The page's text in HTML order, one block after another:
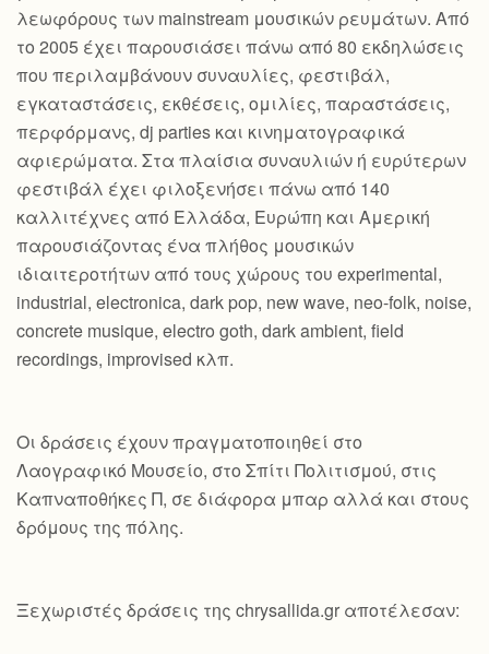
λεωφόρους των mainstream μουσικών ρευμάτων. Από
το 2005 έχει παρουσιάσει πάνω από 80 εκδηλώσεις
που περιλαμβάνουν συναυλίες, φεστιβάλ,
εγκαταστάσεις, εκθέσεις, ομιλίες, παραστάσεις,
περφόρμανς, dj parties και κινηματογραφικά
αφιερώματα. Στα πλαίσια συναυλιών ή ευρύτερων
φεστιβάλ έχει φιλοξενήσει πάνω από 140
καλλιτέχνες από Ελλάδα, Ευρώπη και Αμερική
παρουσιάζοντας ένα πλήθος μουσικών
ιδιαιτεροτήτων από τους χώρους του experimental,
industrial, electronica, dark pop, new wave, neo-folk, noise,
concrete musique, electro goth, dark ambient, field
recordings, improvised κλπ.
Οι δράσεις έχουν πραγματοποιηθεί στο
Λαογραφικό Μουσείο, στο Σπίτι Πολιτισμού, στις
Καπναποθήκες Π, σε διάφορα μπαρ αλλά και στους
δρόμους της πόλης.
Ξεχωριστές δράσεις της chrysallida.gr αποτέλεσαν: